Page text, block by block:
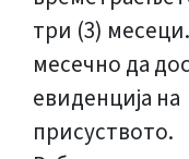
три (3)
месечно да
евиденција на
присуството.